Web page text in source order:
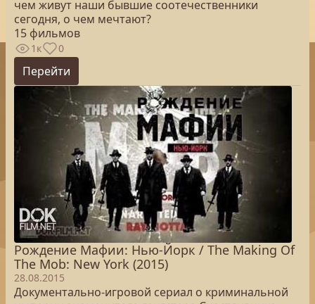
чем живут наши бывшие соотечественники
сегодня, о чем мечтают?
15 фильмов
1к 0
Перейти
Рождение Мафии: Нью-Йорк / The Making Of
The Mob: New York (2015)
28.08.2015
Документально-игровой сериал о криминальной